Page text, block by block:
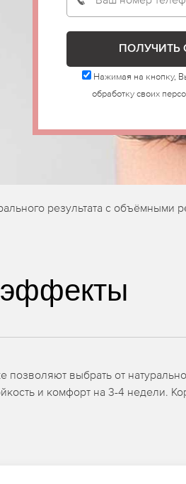
Нажимая на кнопку,
обработку своих
результата с объёмными
выбрать от
и комфорт на 3-4 недели.